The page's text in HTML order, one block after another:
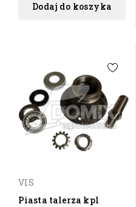
Dodaj do koszyka
VIS
Piasta talerza kpl